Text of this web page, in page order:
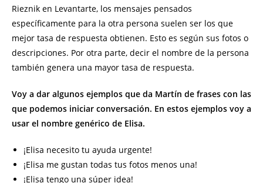
Rieznik en Levantarte, los mensajes pensados
específicamente para la otra persona suelen ser los que
mejor tasa de respuesta obtienen. Esto es según sus fotos o
descripciones. Por otra parte, decir el nombre de la persona
también genera una mayor tasa de respuesta.
Voy a dar algunos ejemplos que da Martín de frases con las
que podemos iniciar conversación. En estos ejemplos voy a
usar el nombre genérico de Elisa.
¡Elisa necesito tu ayuda urgente!
¡Elisa me gustan todas tus fotos menos una!
¡Elisa tengo una súper idea!